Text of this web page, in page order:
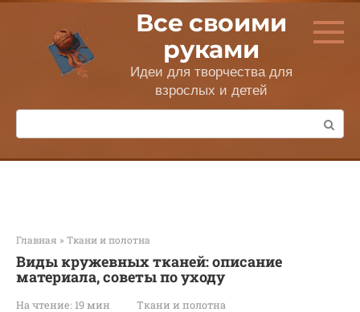
Перейти
контенту
Все своими
руками
Идеи для творчества для
взрослых и детей
Поиск:
Главная » Ткани и полотна
Виды кружевных тканей: описание
материала, советы по уходу
На чтение: 19 мин Ткани и полотна